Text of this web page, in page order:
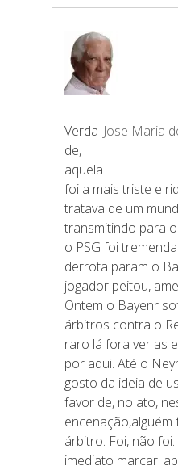
Jose Maria
Verda
de,
aquela
foi a mais triste e
tratava de um
transmitindo para
o PSG foi
derrota param o
jogador peitou,
Ontem o Bayenr
árbitros contra o
raro lá fora ver as
por aqui. Até o
gosto da ideia de
favor de, no ato,
árbitro. Foi, não
imediato marcar.